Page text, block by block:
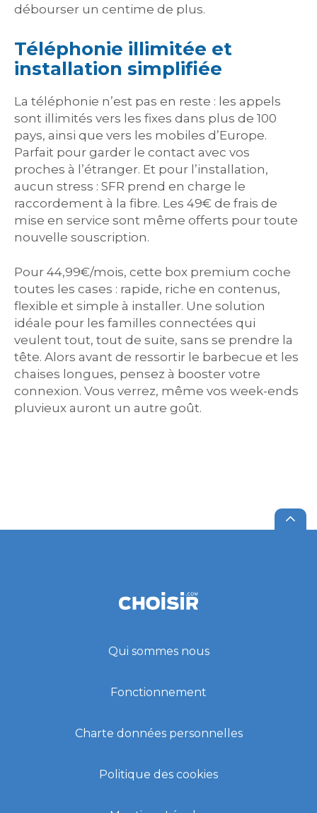
débourser un centime de plus.
Téléphonie illimitée et
installation simplifiée
La téléphonie n’est pas en reste : les appels
sont illimités vers les fixes dans plus de 100
pays, ainsi que vers les mobiles d’Europe.
Parfait pour garder le contact avec vos
proches à l’étranger. Et pour l’installation,
aucun stress : SFR prend en charge le
raccordement à la fibre. Les 49€ de frais de
mise en service sont même offerts pour toute
nouvelle souscription.
Pour 44,99€/mois, cette box premium coche
toutes les cases : rapide, riche en contenus,
flexible et simple à installer. Une solution
idéale pour les familles connectées qui
veulent tout, tout de suite, sans se prendre la
tête. Alors avant de ressortir le barbecue et les
chaises longues, pensez à booster votre
connexion. Vous verrez, même vos week-ends
pluvieux auront un autre goût.
Qui sommes nous
Fonctionnement
Charte données personnelles
Politique des cookies